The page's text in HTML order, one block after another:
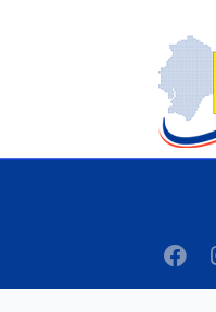
F
a
c